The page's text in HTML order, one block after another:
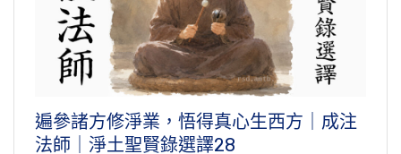
遍參諸方修淨業，悟得真心生西方｜成注
法師｜淨土聖賢錄選譯28